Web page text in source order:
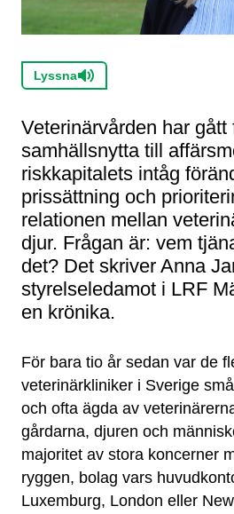
Lyssna
Veterinärvården har gått
samhällsnytta till
riskkapitalets intåg
prissättning och
relationen mellan
djur. Frågan är: vem
det? Det skriver Anna
styrelseledamot i LRF
en krönika.
För bara tio år sedan var de
veterinärkliniker i Sverige
och ofta ägda av
gårdarna, djuren och
majoritet av stora koncerner
ryggen, bolag vars
Luxemburg, London eller